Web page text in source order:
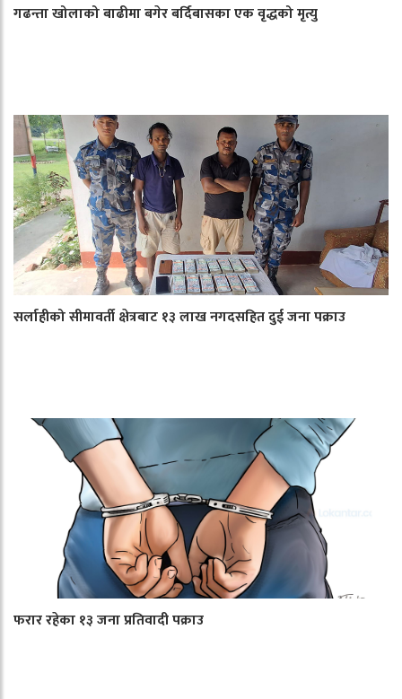
गढन्ता खोलाको बाढीमा बगेर बर्दिबासका एक वृद्धको मृत्यु
सर्लाहीको सीमावर्ती क्षेत्रबाट १३ लाख नगदसहित दुई जना पक्राउ
फरार रहेका १३ जना प्रतिवादी पक्राउ